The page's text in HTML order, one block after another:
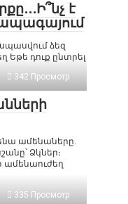
է
սպասվում ձեզ
Եթե դուք ընտրել
342 Просмотр
ամենաները.
Ձկներ։
ամենաուժեղ
335 Просмотр